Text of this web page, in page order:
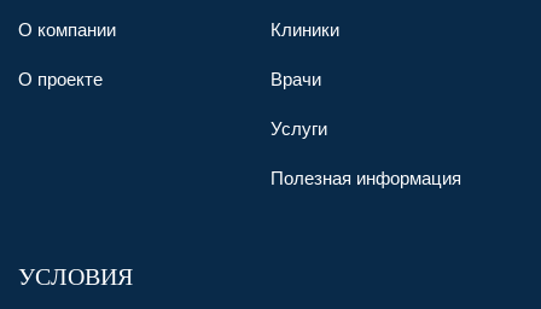
О компании
О проекте
Клиники
Врачи
Услуги
Полезная информация
УСЛОВИЯ